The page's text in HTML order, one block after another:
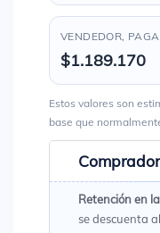
VENDEDOR,
$1.189.170
Estos valores son
base que
Comprador
Retención en
se descuenta